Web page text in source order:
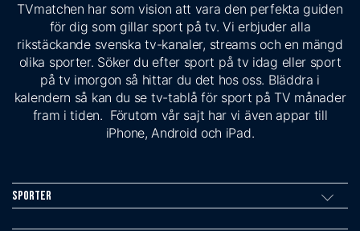
TVmatchen har som vision att vara den perfekta guiden
för dig som gillar sport på tv. Vi erbjuder alla
rikstäckande svenska tv-kanaler, streams och en mängd
olika sporter. Söker du efter sport på tv idag eller sport
på tv imorgon så hittar du det hos oss. Bläddra i
kalendern så kan du se tv-tablå för sport på TV månader
fram i tiden. Förutom vår sajt har vi även appar till
iPhone, Android och iPad.
Sporter